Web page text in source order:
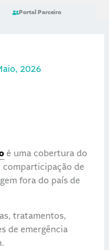
Portal Parceiro
2026
é uma cobertura do
comparticipação de
fora do país de
tratamentos,
de emergência